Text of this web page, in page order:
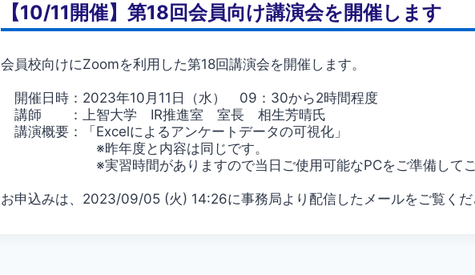
【10/11開催】第18回会員向け講演会を開催します
会員校向けにZoomを利用した第18回講演会を開催します。
開催日時：2023年10月11日（水） 09：30から2時間程度
講師 ：上智大学 IR推進室 室長 相生芳晴氏
講演概要：「Excelによるアンケートデータの可視化」
※昨年度と内容は同じです。
※実習時間がありますので当日ご使用可能なPCをご準備してご参
お申込みは、2023/09/05 (火) 14:26に事務局より配信したメールをご覧くだ